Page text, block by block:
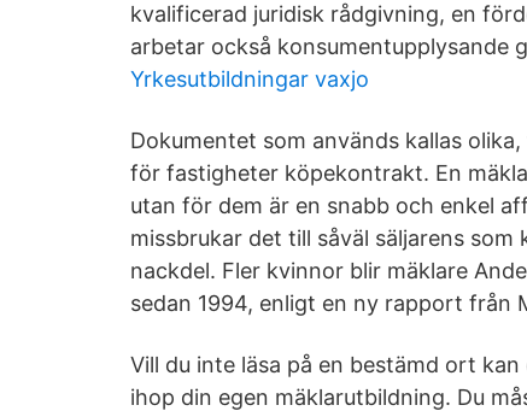
kvalificerad juridisk rådgivning, en
arbetar också konsumentupplysande
Yrkesutbildningar vaxjo
Dokumentet som används kallas
för fastigheter köpekontrakt. En
utan för dem är en snabb och enkel
missbrukar det till såväl säljarens
nackdel. Fler kvinnor blir mäklare
sedan 1994, enligt en ny rapport från
Vill du inte läsa på en bestämd ort
ihop din egen mäklarutbildning. Du